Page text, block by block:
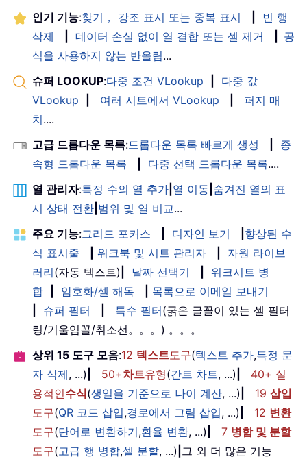
인기 기능:찾기， 강조 표시 또는 중복 표시
빈 행
삭제
데이터 손실 없이 열 결합 또는 셀 제거
공
식을 사용하지 않는 반올림...
슈퍼 LOOKUP:다중 조건 VLookup
다중 값
VLookup
여러 시트에서 VLookup
퍼지 매
치....
고급 드롭다운 목록:드롭다운 목록 빠르게 생성
종
속형 드롭다운 목록
다중 선택 드롭다운 목록....
열 관리자:특정 수의 열 추가 열 이동 숨겨진 열의 표
시 상태 전환 범위 및 열 비교...
주요 기능:그리드 포커스 디자인 보기
향상된 수
식 표시줄
워크북 및 시트 관리자
자원 라이브
러리(자동 텍스트) 날짜 선택기
워크시트 병
합
암호화/셀 해독
목록으로 이메일 보내기
슈퍼 필터 특수 필터(굵은 글꼴이 있는 셀 필터
링/기울임꼴/취소선。。。) 。。。
상위 15 도구 모음:12 텍스트도구(텍스트 추가,특정 문
자 삭제, ...) 50+차트유형(간트 차트, ...)
40+ 실
용적인수식(생일을 기준으로 나이 계산, ...) 19 삽입
도구(QR 코드 삽입,경로에서 그림 삽입, ...) 12 변환
도구(단어로 변환하기,환율 변환, ...) 7 병합 및 분할
도구(고급 행 병합,셀 분할, ...) 그 외 더 많은 기능